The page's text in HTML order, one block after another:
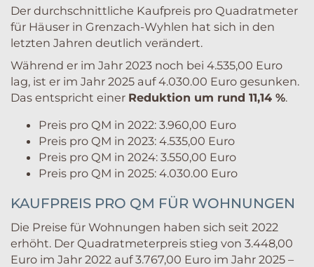
Der durchschnittliche Kaufpreis pro Quadratmeter
für Häuser in Grenzach-Wyhlen hat sich in den
letzten Jahren deutlich verändert.
Während er im Jahr 2023 noch bei 4.535,00 Euro
lag, ist er im Jahr 2025 auf 4.030.00 Euro gesunken.
Das entspricht einer Reduktion um rund 11,14 %.
Preis pro QM in 2022: 3.960,00 Euro
Preis pro QM in 2023: 4.535,00 Euro
Preis pro QM in 2024: 3.550,00 Euro
Preis pro QM in 2025: 4.030.00 Euro
KAUFPREIS PRO QM FÜR WOHNUNGEN
Die Preise für Wohnungen haben sich seit 2022
erhöht. Der Quadratmeterpreis stieg von 3.448,00
Euro im Jahr 2022 auf 3.767,00 Euro im Jahr 2025 –